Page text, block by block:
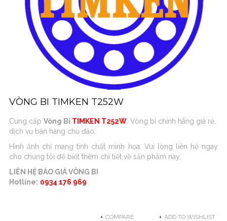
VÒNG BI TIMKEN T252W
Cung cấp Vòng Bi TIMKEN T252W . Vòng bi chính hãng giá rẻ,
dịch vụ bán hàng chu đáo.
Hình ảnh chỉ mang tính chất minh họa. Vui lòng liên hệ ngay
cho chúng tôi để biết thêm chi tiết về sản phẩm này.
LIÊN HỆ BÁO GIÁ VÒNG BI
Hotline: 0934 176 969
ADD TO WISHLIST
COMPARE